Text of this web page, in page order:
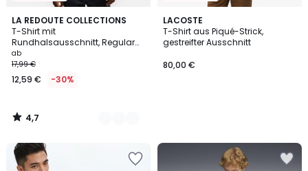
LA REDOUTE COLLECTIONS
T-Shirt mit
Rundhalsausschnitt, Regular
Fit, aus Slub-Baumwolle
ab
17,99 €
12,59 € -30%
4,7
/ 5
3
Farben
4,7
/
LACOSTE
T-Shirt aus Piqué-Strick,
gestreifter Ausschnitt
80,00 €